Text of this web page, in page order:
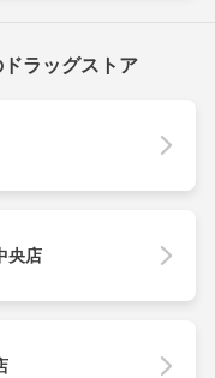
ラッグストア
央店